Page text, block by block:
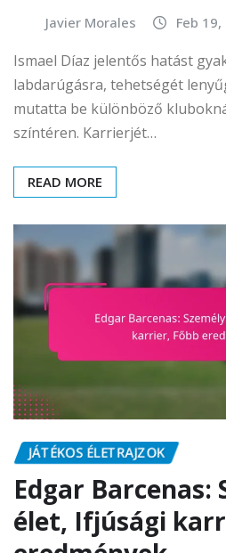
Javier Morales Feb
Ismael Díaz jelentős hatást
labdarúgásra, tehetségét
mutatta be különböző
színtéren. Karrierjét…
READ MORE
JÁTÉKOS ÉLETRAJZOK
Edgar Barcenas:
élet, Ifjúsági